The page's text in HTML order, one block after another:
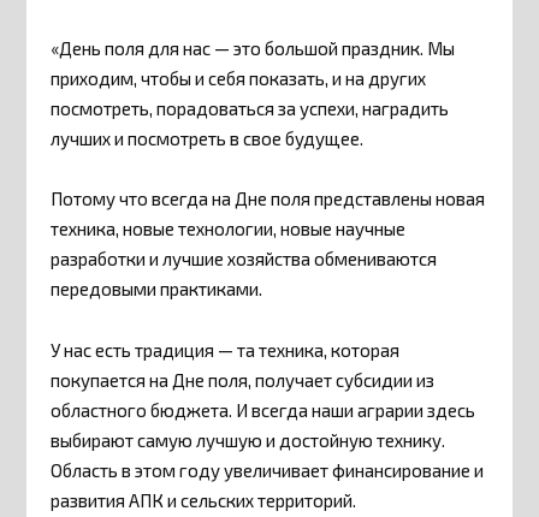
«День поля для нас — это большой праздник. Мы
приходим, чтобы и себя показать, и на других
посмотреть, порадоваться за успехи, наградить
лучших и посмотреть в свое будущее.
Потому что всегда на Дне поля представлены новая
техника, новые технологии, новые научные
разработки и лучшие хозяйства обмениваются
передовыми практиками.
У нас есть традиция — та техника, которая
покупается на Дне поля, получает субсидии из
областного бюджета. И всегда наши аграрии здесь
выбирают самую лучшую и достойную технику.
Область в этом году увеличивает финансирование и
развития АПК и сельских территорий.